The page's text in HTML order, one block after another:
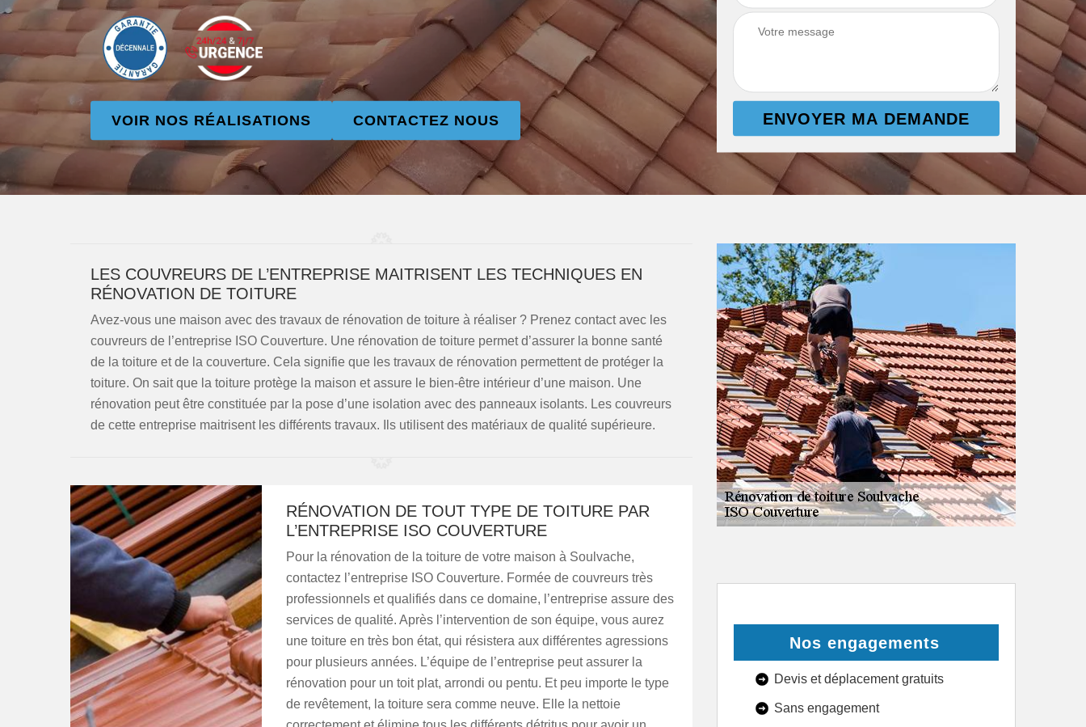
VOIR NOS RÉALISATIONS CONTACTEZ NOUS
LES COUVREURS DE L’ENTREPRISE MAITRISENT LES TECHNIQUES EN
RÉNOVATION DE TOITURE
Avez-vous une maison avec des travaux de rénovation de toiture à réaliser ? Prenez contact avec les
couvreurs de l’entreprise ISO Couverture. Une rénovation de toiture permet d’assurer la bonne santé
de la toiture et de la couverture. Cela signifie que les travaux de rénovation permettent de protéger la
toiture. On sait que la toiture protège la maison et assure le bien-être intérieur d’une maison. Une
rénovation peut être constituée par la pose d’une isolation avec des panneaux isolants. Les couvreurs
de cette entreprise maitrisent les différents travaux. Ils utilisent des matériaux de qualité supérieure.
RÉNOVATION DE TOUT TYPE DE TOITURE PAR
L’ENTREPRISE ISO COUVERTURE
Pour la rénovation de la toiture de votre maison à Soulvache,
contactez l’entreprise ISO Couverture. Formée de couvreurs très
professionnels et qualifiés dans ce domaine, l’entreprise assure des
services de qualité. Après l’intervention de son équipe, vous aurez
une toiture en très bon état, qui résistera aux différentes agressions
pour plusieurs années. L’équipe de l’entreprise peut assurer la
rénovation pour un toit plat, arrondi ou pentu. Et peu importe le type
de revêtement, la toiture sera comme neuve. Elle la nettoie
Nos engagements
Devis et déplacement gratuits
Sans engagement